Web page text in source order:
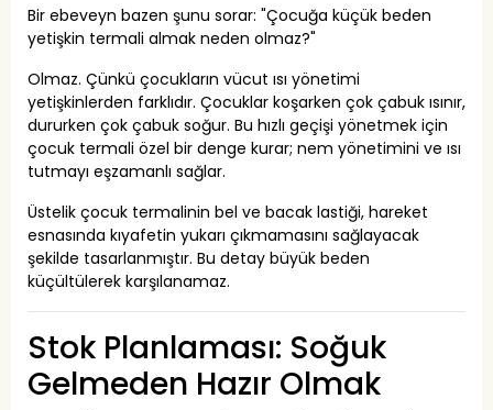
Bir ebeveyn bazen şunu sorar: "Çocuğa küçük beden
yetişkin termali almak neden olmaz?"
Olmaz. Çünkü çocukların vücut ısı yönetimi
yetişkinlerden farklıdır. Çocuklar koşarken çok çabuk ısınır,
dururken çok çabuk soğur. Bu hızlı geçişi yönetmek için
çocuk termali özel bir denge kurar; nem yönetimini ve ısı
tutmayı eşzamanlı sağlar.
Üstelik çocuk termalinin bel ve bacak lastiği, hareket
esnasında kıyafetin yukarı çıkmamasını sağlayacak
şekilde tasarlanmıştır. Bu detay büyük beden
küçültülerek karşılanamaz.
Stok Planlaması: Soğuk
Gelmeden Hazır Olmak